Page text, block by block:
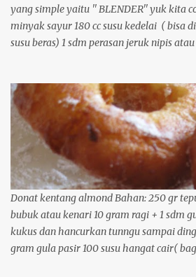
yang simple yaitu '' BLENDER'' yuk kita
minyak sayur 180 cc susu kedelai ( bisa
susu beras) 1 sdm perasan jeruk nipis
kedelai ke dalam blender. ( kalau ada
untuk menghaluskan sambal lebih baik)
menit. 2. masukkan perasan jeruk nipis
kocok dengan blender hingga seperti
3. keluarkan dari blender, maukkan
dan garam aduk dengan sendok 4.
Selamat mencoba
Donat kentang almond Bahan: 250 gr
bubuk atau kenari 10 gram ragi + 1 sdm
kukus dan hancurkan tunngu sampai
gram gula pasir 100 susu hangat cair(